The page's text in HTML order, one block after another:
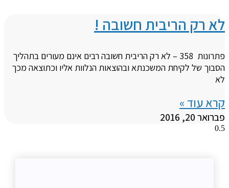
לא רק הריבית חשובה !
פתרונות 358 – לא רק הריבית חשובה רבים אינם מעורים בתהליך
הסבוך של לקיחת המשכנתא ובהוצאות הנלוות אליו וכתוצאה מכך
לא
קרא עוד »
פברואר 20, 2016